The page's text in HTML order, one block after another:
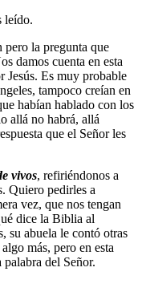
leído.
pero la pregunta que
damos cuenta en esta
Jesús. Es muy probable
tampoco creían en
habían hablado con los
allá no habrá, allá
que el Señor les
vivos, refiriéndonos a
Quiero pedirles a
vez, que nos tengan
dice la Biblia al
su abuela le contó otras
más, pero en esta
del Señor.